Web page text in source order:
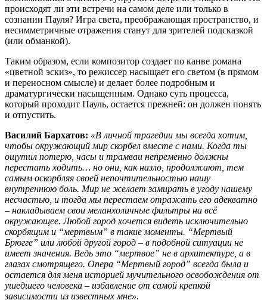
происходят ли эти встречи на самом деле или только в
сознании Пауля? Игра света, преображающая пространство, и
несимметричные отражения станут для зрителей подсказкой
(или обманкой).
Таким образом, если композитор создает по канве романа
«цветной эскиз», то режиссер насыщает его светом (в прямом
и переносном смысле) и делает более подробным и
драматургически насыщенным. Однако суть процесса,
который проходит Пауль, остается прежней: он должен понять
и отпустить.
Василий Бархатов: «В личной трагедии мы всегда хотим,
чтобы окружающий мир скорбел вместе с нами. Когда ты
ощутил потерю, часы и трамваи непременно должны
перестать ходить… но они, как назло, продолжают, тем
самым оскорбляя своей непочтительностью нашу
внутреннюю боль. Мир не желает замирать в угоду нашему
несчастью, и тогда мы перестаем отражать его адекватно
– накладываем свои меланхоличные фильтры на всё
окружающее. Любой город хочется видеть исключительно
скорбящим и “мертвым” в такие моменты. “Мертвый
Брюгге” или любой другой город – в подобной ситуации не
имеет значения. Ведь это “мертвое” не в архитектуре, а в
глазах смотрящего. Опера “Мертвый город” всегда была и
остается для меня историей мучительного освобождения от
ушедшего человека – избавление от самой крепкой
зависимости из известных мне».